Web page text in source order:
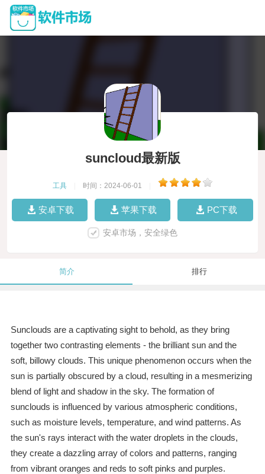
suncloud最新版
工具 时间：2024-06-01
安卓下载 苹果下载 PC下载
安卓市场，安全绿色
简介 排行
Sunclouds are a captivating sight to behold, as they bring
together two contrasting elements - the brilliant sun and the
soft, billowy clouds. This unique phenomenon occurs when the
sun is partially obscured by a cloud, resulting in a mesmerizing
blend of light and shadow in the sky. The formation of
sunclouds is influenced by various atmospheric conditions,
such as moisture levels, temperature, and wind patterns. As
the sun's rays interact with the water droplets in the clouds,
they create a dazzling array of colors and patterns, ranging
from vibrant oranges and reds to soft pinks and purples.